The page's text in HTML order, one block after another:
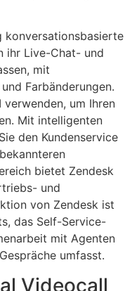
konversationsbasierte
ihr Live-Chat- und
mit
Farbänderungen.
verwenden, um Ihren
Mit intelligenten
den Kundenservice
bietet Zendesk
und
von Zendesk ist
das Self-Service-
mit Agenten
umfasst.
Videocall